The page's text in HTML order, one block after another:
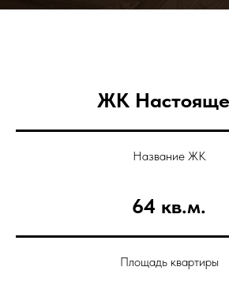
ЖК
Название ЖК
64 кв.м.
Площадь квартиры